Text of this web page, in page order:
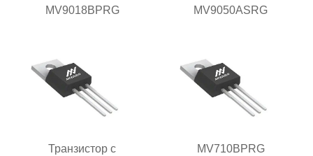
MV9018BPRG MV9050ASRG
Транзистор с
MV710BPRG